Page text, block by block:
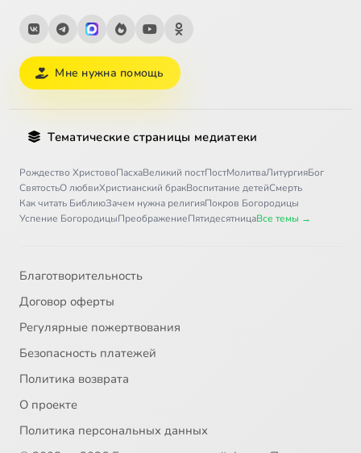
Мне нужна помощь
Тематические страницы медиатеки
Рождество ХристовоПасхаВеликий постПостМолитваЛитургияБог
СвятостьО любвиХристианский бракВоспитание детейСмерть
Как читать БиблиюЗачем нужна религияПокров Богородицы
Успение БогородицыПреображениеПятидесятницаВсе темы →
Благотворительность
Договор оферты
Регулярные пожертвования
Безопасность платежей
Политика возврата
О проекте
Политика персональных данных